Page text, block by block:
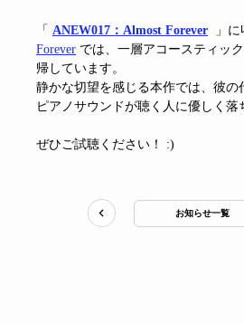
「 ANEW017：Almost Forever 」に
Forever では、一層アコースティッ
帰しています。
静かな切望を感じる本作では、彼の
ピアノサウンドが聴く人に優しく落
ぜひご試聴ください！ :)
お知らせ一覧